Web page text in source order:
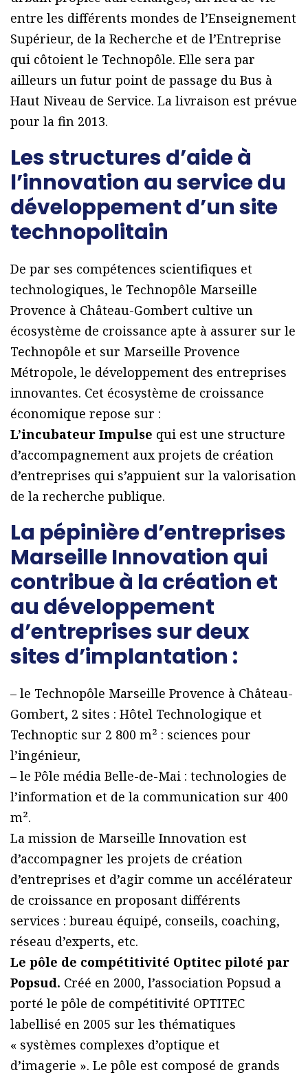
entre les différents mondes de l’Enseignement
Supérieur, de la Recherche et de l’Entreprise
qui côtoient le Technopôle. Elle sera par
ailleurs un futur point de passage du Bus à
Haut Niveau de Service. La livraison est prévue
pour la fin 2013.
Les structures d’aide à
l’innovation au service du
développement d’un site
technopolitain
De par ses compétences scientifiques et
technologiques, le Technopôle Marseille
Provence à Château-Gombert cultive un
écosystème de croissance apte à assurer sur le
Technopôle et sur Marseille Provence
Métropole, le développement des entreprises
innovantes. Cet écosystème de croissance
économique repose sur :
L’incubateur Impulse qui est une structure
d’accompagnement aux projets de création
d’entreprises qui s’appuient sur la valorisation
de la recherche publique.
La pépinière d’entreprises
Marseille Innovation qui
contribue à la création et
au développement
d’entreprises sur deux
sites d’implantation :
– le Technopôle Marseille Provence à Château-
Gombert, 2 sites : Hôtel Technologique et
Technoptic sur 2 800 m² : sciences pour
l’ingénieur,
– le Pôle média Belle-de-Mai : technologies de
l’information et de la communication sur 400
m².
La mission de Marseille Innovation est
d’accompagner les projets de création
d’entreprises et d’agir comme un accélérateur
de croissance en proposant différents
services : bureau équipé, conseils, coaching,
réseau d’experts, etc.
Le pôle de compétitivité Optitec piloté par
Popsud. Créé en 2000, l’association Popsud a
porté le pôle de compétitivité OPTITEC
labellisé en 2005 sur les thématiques
« systèmes complexes d’optique et
d’imagerie ». Le pôle est composé de grands